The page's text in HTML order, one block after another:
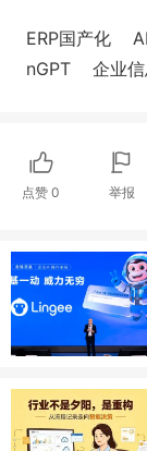
ERP国产化
nGPT
企业
点赞 0 举报